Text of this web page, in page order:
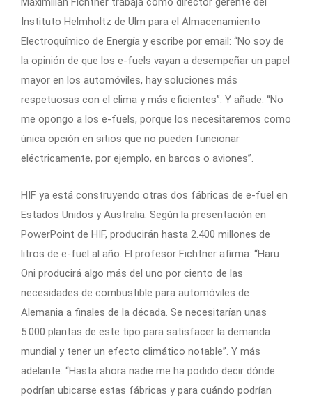
Instituto Helmholtz de Ulm para el Almacenamiento
Electroquímico de Energía y escribe por email: “No soy de
la opinión de que los e-fuels vayan a desempeñar un papel
mayor en los automóviles, hay soluciones más
respetuosas con el clima y más eficientes”. Y añade: “No
me opongo a los e-fuels, porque los necesitaremos como
única opción en sitios que no pueden funcionar
eléctricamente, por ejemplo, en barcos o aviones”.
HIF ya está construyendo otras dos fábricas de e-fuel en
Estados Unidos y Australia. Según la presentación en
PowerPoint de HIF, producirán hasta 2.400 millones de
litros de e-fuel al año. El profesor Fichtner afirma: “Haru
Oni producirá algo más del uno por ciento de las
necesidades de combustible para automóviles de
Alemania a finales de la década. Se necesitarían unas
5.000 plantas de este tipo para satisfacer la demanda
mundial y tener un efecto climático notable”. Y más
adelante: “Hasta ahora nadie me ha podido decir dónde
podrían ubicarse estas fábricas y para cuándo podrían